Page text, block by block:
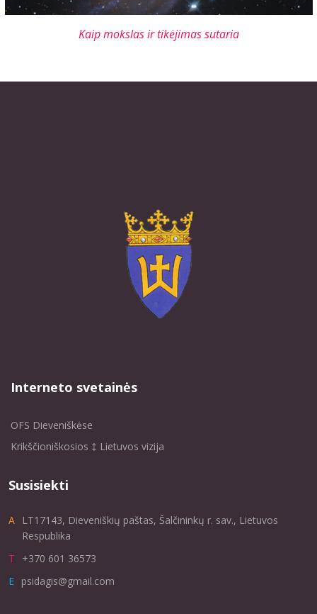
Kaip mokslas ir tikėjimas sutaria
Interneto svetainės
OFS Dieveniškėse
Krikščioniškosios ‡ Lietuvos vizija
Susisiekti
ALT17143, Dieveniškių paštas, Šalčininkų r. sav., Lietuvos
Respublika
T+370 601 36573
Epsidagis@gmail.com